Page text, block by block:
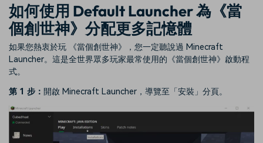
如何使用 Default Launcher 為《當
個創世神》分配更多記憶體
如果您熱衷於玩 《當個創世神》，您一定聽說過 Minecraft
Launcher。這是全世界眾多玩家最常使用的《當個創世神》啟動程
式。
第 1 步： 開啟 Minecraft Launcher，導覽至「安裝」分頁。